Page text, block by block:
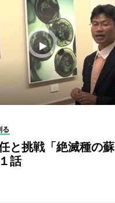
る
と挑戦「絶滅種の蘇
話